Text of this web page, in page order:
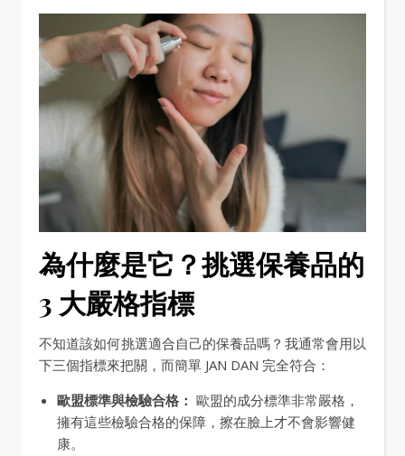
為什麼是它？挑選保養品的
3 大嚴格指標
不知道該如何挑選適合自己的保養品嗎？我通常會用以
下三個指標來把關，而簡單 JAN DAN 完全符合：
歐盟標準與檢驗合格： 歐盟的成分標準非常嚴格，
擁有這些檢驗合格的保障，擦在臉上才不會影響健
康。